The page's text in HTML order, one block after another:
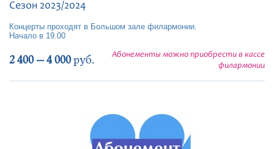
Сезон 2023/2024
Концерты проходят в Большом зале филармонии.
Начало в 19.00
2 400 — 4 000руб.
Абонементы можно приобрести в кассе
филармонии